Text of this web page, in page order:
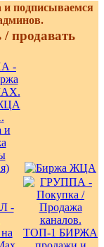
и подписываемся
продавать